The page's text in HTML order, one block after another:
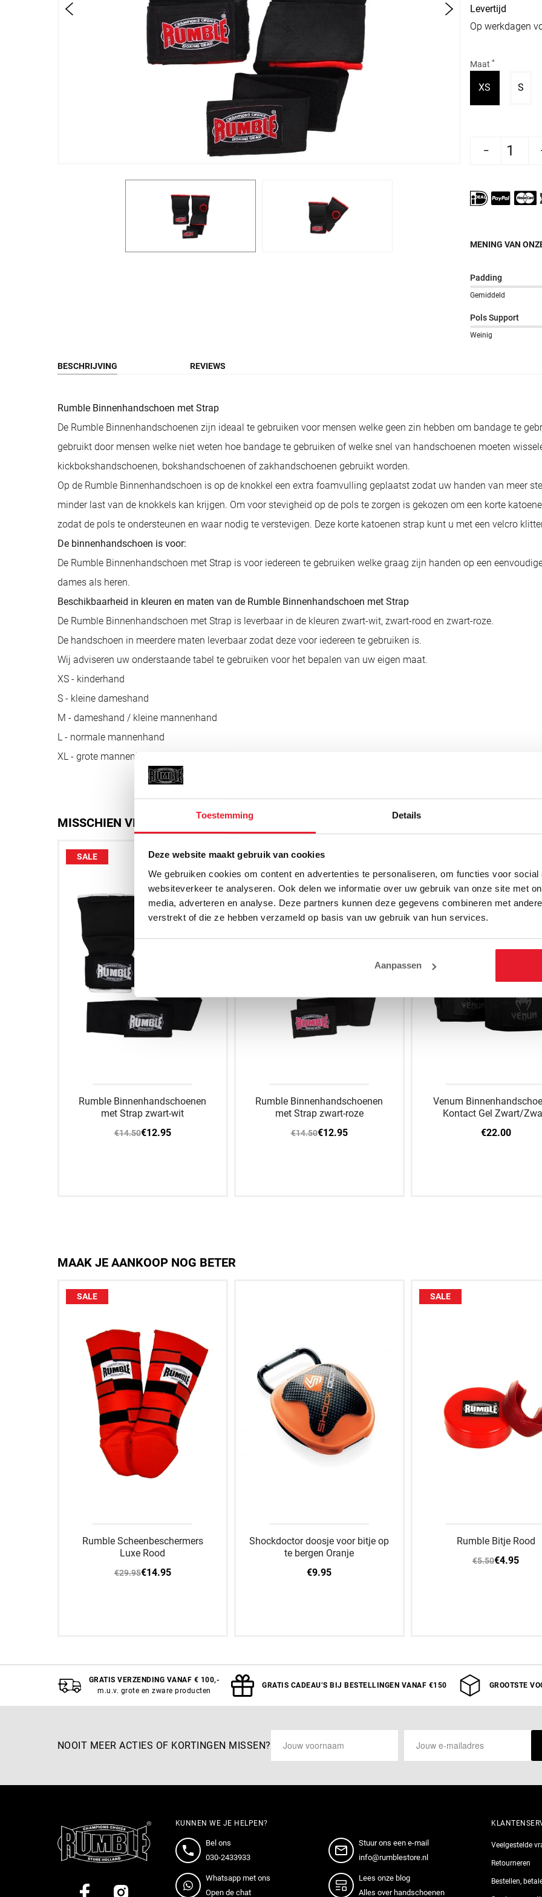
Toestemming Details
Deze website maakt gebruik van cookies
We gebruiken cookies om content en advertenties te personaliseren, om functies voor social
websiteverkeer te analyseren. Ook delen we informatie over uw gebruik van onze site met
media, adverteren en analyse. Deze partners kunnen deze gegevens combineren met
verstrekt of die ze hebben verzameld op basis van uw gebruik van hun services.
Aanpassen
Levertijd
Op werkdagen
Maat *
XS Variant
S
Aantal verlagen voor Rumble
Aantal verhogen voor Rumble
MENING VAN
Padding
Gemiddeld
Pols Support
Weinig
BESCHRIJVING REVIEWS
Rumble Binnenhandschoen met Strap
De Rumble Binnenhandschoenen zijn ideaal te gebruiken voor mensen welke geen zin hebben om bandage te
gebruikt door mensen welke niet weten hoe bandage te gebruiken of welke snel van handschoenen moeten
kickbokshandschoenen, bokshandschoenen of zakhandschoenen gebruikt worden.
Op de Rumble Binnenhandschoen is op de knokkel een extra foamvulling geplaatst zodat uw handen van meer
minder last van de knokkels kan krijgen. Om voor stevigheid op de pols te zorgen is gekozen om een korte
zodat de pols te ondersteunen en waar nodig te verstevigen. Deze korte katoenen strap kunt u met een velcro
De binnenhandschoen is voor:
De Rumble Binnenhandschoen met Strap is voor iedereen te gebruiken welke graag zijn handen op een
dames als heren.
Beschikbaarheid in kleuren en maten van de Rumble Binnenhandschoen met Strap
De Rumble Binnenhandschoen met Strap is leverbaar in de kleuren zwart-wit, zwart-rood en zwart-roze.
De handschoen in meerdere maten leverbaar zodat deze voor iedereen te gebruiken is.
Wij adviseren uw onderstaande tabel te gebruiken voor het bepalen van uw eigen maat.
XS - kinderhand
S - kleine dameshand
M - dameshand / kleine mannenhand
L - normale mannenhand
XL - grote mannenhand
MISSCHIEN VIND JE DIT OOK LEUK
SALE
Rumble Binnenhandschoenen
met Strap zwart-wit
€14.50€12.95
SALE
Rumble Binnenhandschoenen
met Strap zwart-roze
€14.50€12.95
Venum
Kontact Gel Zwart/
€22.00
MAAK JE AANKOOP NOG BETER
SALE
Rumble Scheenbeschermers
Luxe Rood
€29.95€14.95
Shockdoctor doosje voor bitje op
te bergen Oranje
€9.95
SALE
Rumble Bitje Rood
€5.50€4.95
Aan winkelwagen
GRATIS VERZENDING VANAF € 100,-
m.u.v. grote en zware producten
GRATIS CADEAU’S BIJ BESTELLINGEN VANAF €150 GROOTSTE
NOOIT MEER ACTIES OF KORTINGEN MISSEN?
KUNNEN WE JE HELPEN?
Bel ons
030-2433933
Stuur ons een e-mail
info@rumblestore.nl
Whatsapp met ons
Open de chat
Lees onze blog
Alles over handschoenen
Veelgestelde
Retourneren
Bestellen,